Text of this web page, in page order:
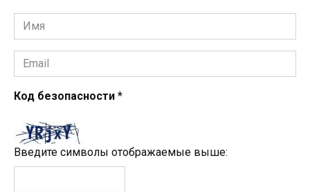
Имя
*
Email
*
Код безопасности *
Введите символы отображаемые выше: